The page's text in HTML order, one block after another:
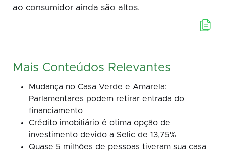
ao consumidor ainda são altos.
Mais Conteúdos Relevantes
Mudança no Casa Verde e Amarela:
Parlamentares podem retirar entrada do
financiamento
Crédito imobiliário é otima opção de
investimento devido a Selic de 13,75%
Quase 5 milhões de pessoas tiveram sua casa